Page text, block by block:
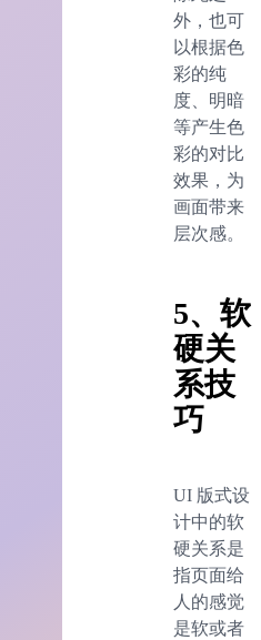
外，也可
以根据色
彩的纯
度、明暗
等产生色
彩的对比
效果，为
画面带来
层次感。
5、软
硬关
系技
巧
UI 版式设
计中的软
硬关系是
指页面给
人的感觉
是软或者